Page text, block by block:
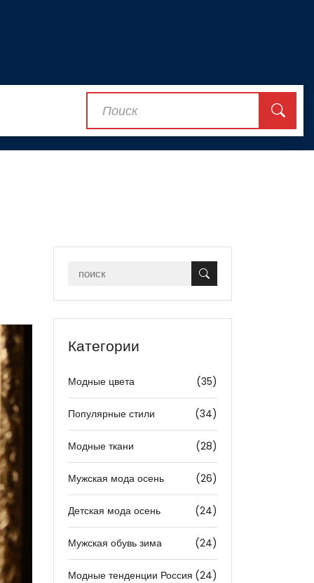
Категории
Модные цвета (35)
Популярные стили (34)
Модные ткани (28)
Мужская мода осень (26)
Детская мода осень (24)
Мужская обувь зима (24)
Модные тенденции Россия (24)